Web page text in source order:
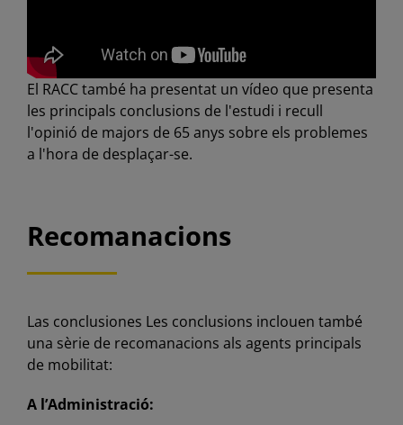
El RACC també ha presentat un vídeo que presenta
les principals conclusions de l'estudi i recull
l'opinió de majors de 65 anys sobre els problemes
a l'hora de desplaçar-se.
Recomanacions
Las conclusiones Les conclusions inclouen també
una sèrie de recomanacions als agents principals
de mobilitat:
A l’Administració: